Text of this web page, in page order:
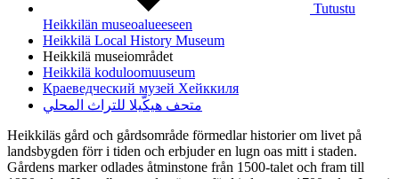
Tutustu
Heikkilän museoalueeseen
Heikkilä Local History Museum
Heikkilä museiområdet
Heikkilä koduloomuuseum
Краеведческий музей Хейккиля
متحف هيكّيلا للتراث المحلي
Heikkiläs gård och gårdsområde förmedlar historier om livet på
landsbygden förr i tiden och erbjuder en lugn oas mitt i staden.
Gårdens marker odlades åtminstone från 1500-talet och fram till